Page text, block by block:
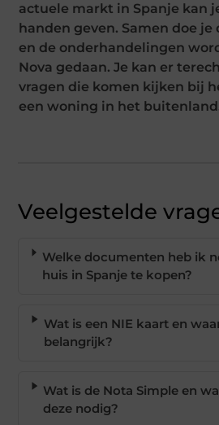
actuele markt in Spanje kan
handen geven. Samen doe
en de onderhandelingen
Nova gedaan. Je kan er
vragen die komen kijken bij
een woning in het
Veelgestelde
Welke documenten heb ik
huis in Spanje te kopen?
Wat is een NIE kaart en
belangrijk?
Wat is de Nota Simple en
deze nodig?